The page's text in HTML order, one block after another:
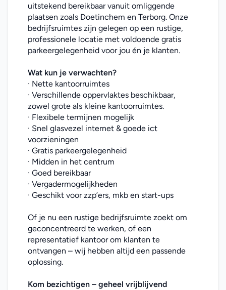
uitstekend bereikbaar vanuit omliggende
plaatsen zoals Doetinchem en Terborg. Onze
bedrijfsruimtes zijn gelegen op een rustige,
professionele locatie met voldoende gratis
parkeergelegenheid voor jou én je klanten.
Wat kun je verwachten?
· Nette kantoorruimtes
· Verschillende oppervlaktes beschikbaar,
zowel grote als kleine kantoorruimtes.
· Flexibele termijnen mogelijk
· Snel glasvezel internet & goede ict
voorzieningen
· Gratis parkeergelegenheid
· Midden in het centrum
· Goed bereikbaar
· Vergadermogelijkheden
· Geschikt voor zzp’ers, mkb en start-ups
Of je nu een rustige bedrijfsruimte zoekt om
geconcentreerd te werken, of een
representatief kantoor om klanten te
ontvangen – wij hebben altijd een passende
oplossing.
Kom bezichtigen – geheel vrijblijvend